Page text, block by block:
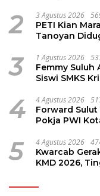
2 3 Agustus 2026
PETI Kian
Tanoyan
3 1 Agustus 2026
Femmy Suluh
Siswi SMKS
4 4 Agustus 2026
Forward
Pokja PWI
5 4 Agustus 2026
Kwarcab
KMD 2026,